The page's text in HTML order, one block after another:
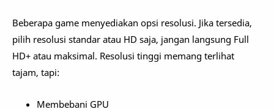
Beberapa game menyediakan opsi resolusi. Jika tersedia,
pilih resolusi standar atau HD saja, jangan langsung Full
HD+ atau maksimal. Resolusi tinggi memang terlihat
tajam, tapi:
Membebani GPU